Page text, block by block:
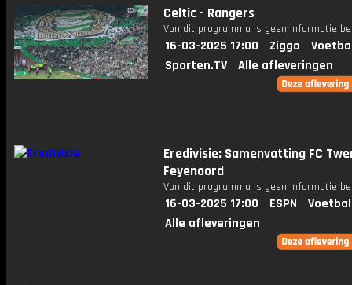
Celtic - Rangers
Van dit programma is geen informatie
16-03-2025 17:00 Ziggo
Sporten.TV
Alle afleveringen
Eredivisie: Samenvatting FC
Feyenoord
Van dit programma is geen informatie
16-03-2025 17:00 ESPN
Alle afleveringen